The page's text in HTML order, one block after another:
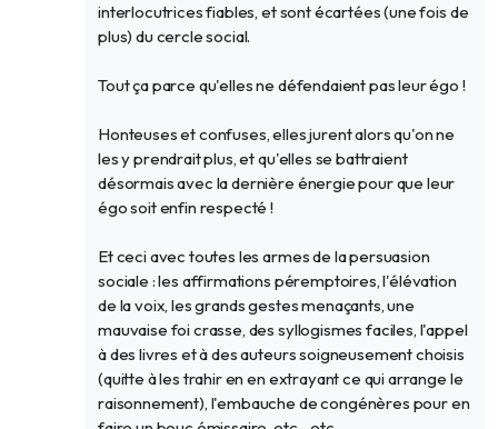
interlocutrices fiables, et sont écartées (une fois de
plus) du cercle social.
Tout ça parce qu'elles ne défendaient pas leur égo !
Honteuses et confuses, elles jurent alors qu'on ne
les y prendrait plus, et qu'elles se battraient
désormais avec la dernière énergie pour que leur
égo soit enfin respecté !
Et ceci avec toutes les armes de la persuasion
sociale : les affirmations péremptoires, l'élévation
de la voix, les grands gestes menaçants, une
mauvaise foi crasse, des syllogismes faciles, l'appel
à des livres et à des auteurs soigneusement choisis
(quitte à les trahir en en extrayant ce qui arrange le
raisonnement), l'embauche de congénères pour en